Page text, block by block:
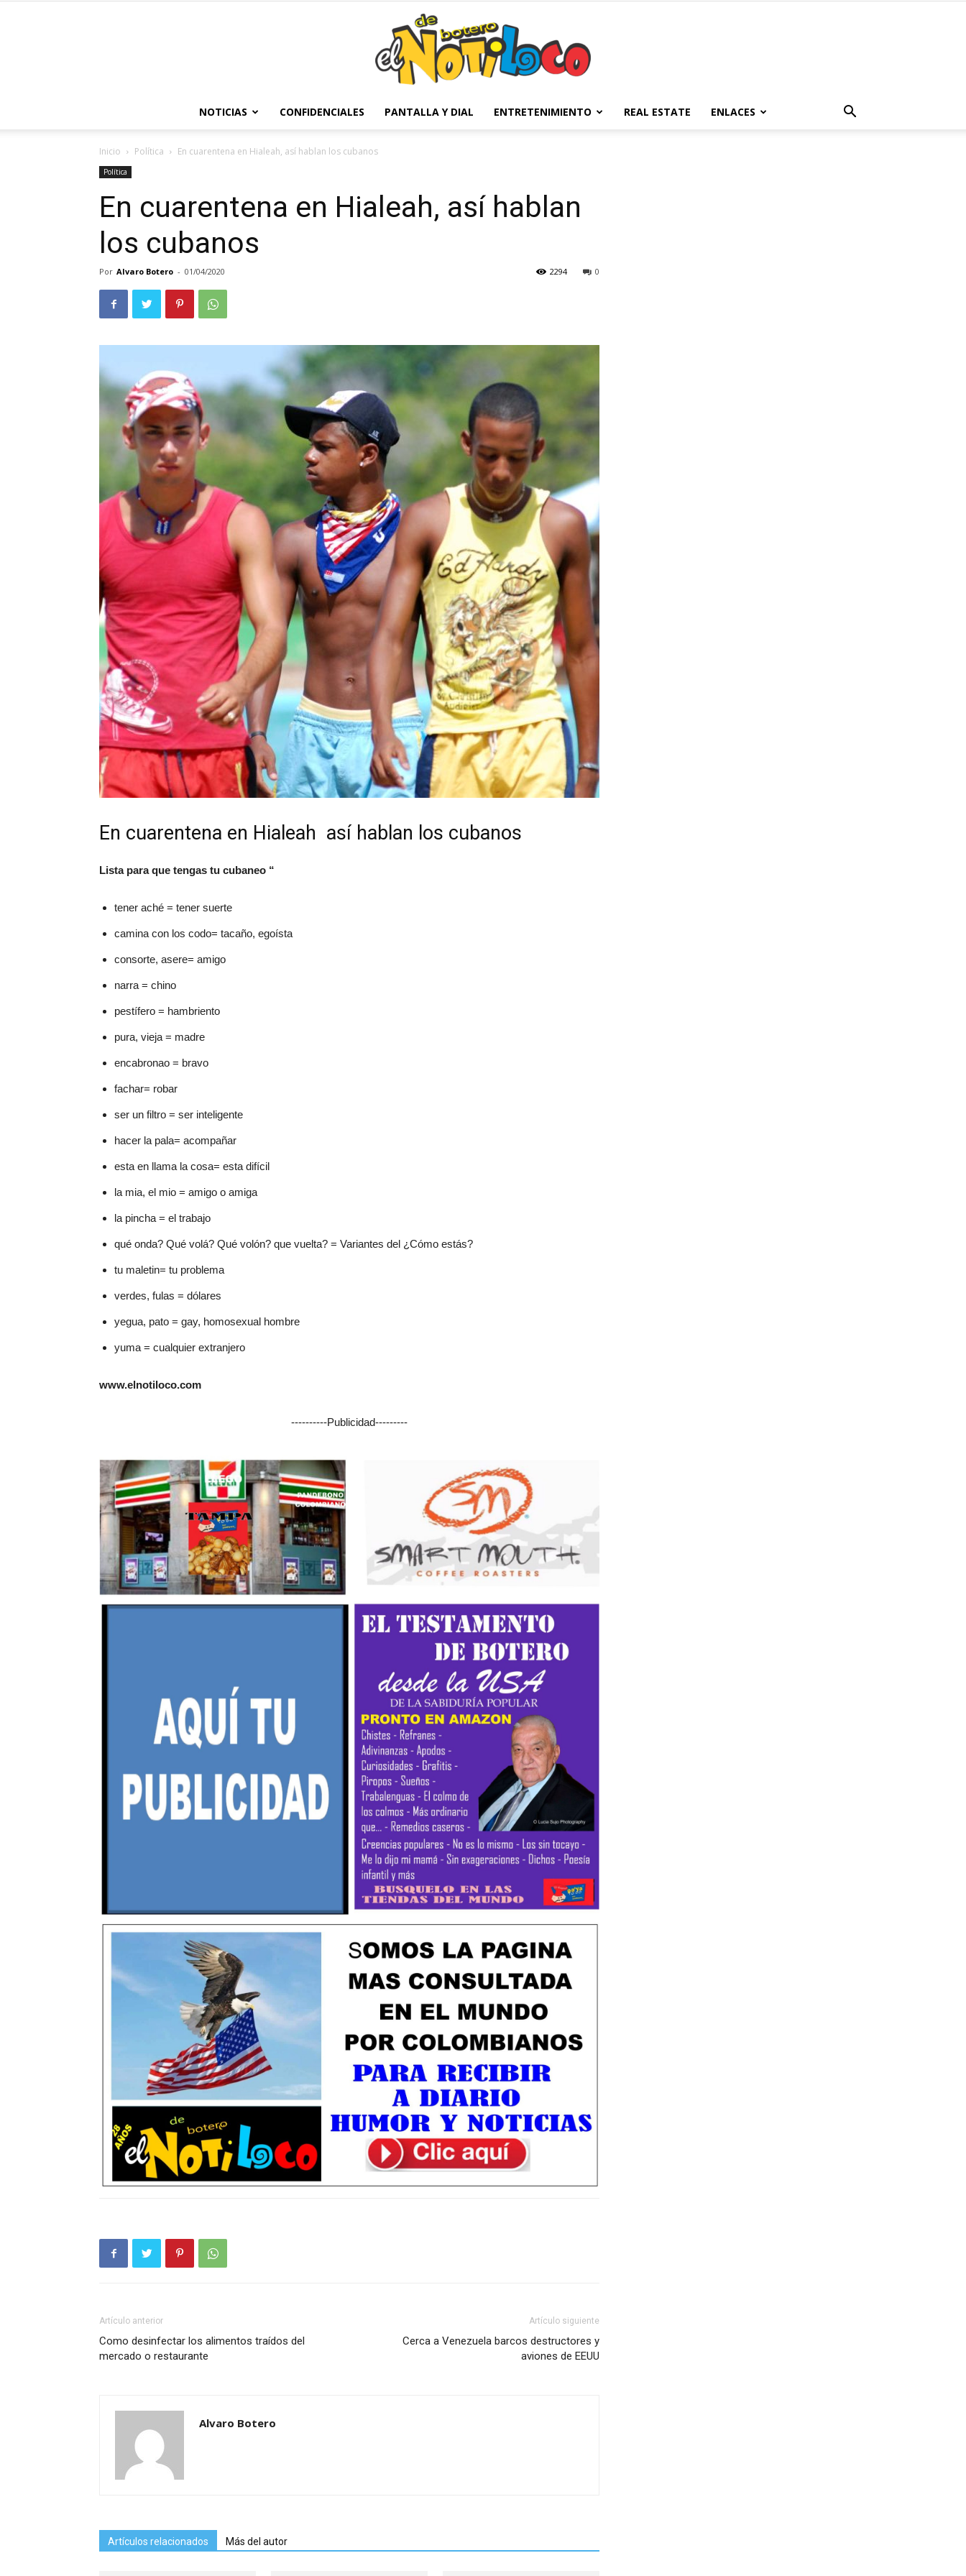
Botero
NOTICIAS CONFIDENCIALES PANTALLA Y DIAL ENTRETENIMIENTO REAL ESTATE ENLACES
Inicio Política En cuarentena en Hialeah, así hablan los cubanos
Política
En cuarentena en Hialeah, así hablan
los cubanos
Por Alvaro Botero - 01/04/2020 0
2294
En cuarentena en Hialeah así hablan los cubanos
Lista para que tengas tu cubaneo “
tener aché = tener suerte
camina con los codo= tacaño, egoísta
consorte, asere= amigo
narra = chino
pestífero = hambriento
pura, vieja = madre
encabronao = bravo
fachar= robar
ser un filtro = ser inteligente
hacer la pala= acompañar
esta en llama la cosa= esta difícil
la mia, el mio = amigo o amiga
la pincha = el trabajo
qué onda? Qué volá? Qué volón? que vuelta? = Variantes del ¿Cómo estás?
tu maletin= tu problema
verdes, fulas = dólares
yegua, pato = gay, homosexual hombre
yuma = cualquier extranjero
www.elnotiloco.com
----------Publicidad---------
Artículo anterior
Como desinfectar los alimentos traídos del
mercado o restaurante
Artículo siguiente
Cerca a Venezuela barcos destructores y
aviones de EEUU
Alvaro Botero
Artículos relacionados Más del autor